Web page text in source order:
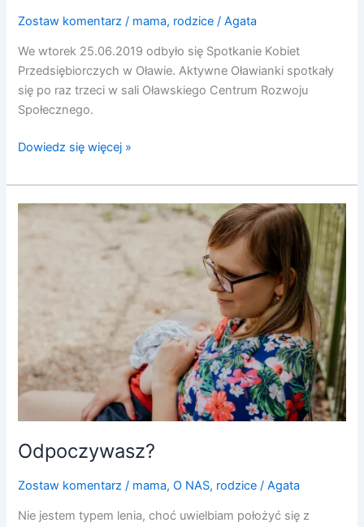
Zostaw komentarz / mama, rodzice /Agata
We wtorek 25.06.2019 odbyło się Spotkanie Kobiet
Przedsiębiorczych w Oławie. Aktywne Oławianki spotkały
się po raz trzeci w sali Oławskiego Centrum Rozwoju
Społecznego.
Dowiedz się więcej »
Odpoczywasz?
Zostaw komentarz / mama,O NAS, rodzice /Agata
Nie jestem typem lenia, choć uwielbiam położyć się z
Odpoczywasz?